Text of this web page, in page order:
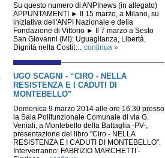
Su questo numero di ANPInews (in allegato)
APPUNTAMENTI ► Il 15 marzo, a Milano, su
iniziativa dell'ANPI Nazionale e della
Fondazione di Vittorio ► Il 7 marzo a Sesto
San Giovanni (MI): Uguaglianza, Libertà,
Dignità nella Costit… continua »
UGO SCAGNI - “CIRO - NELLA
RESISTENZA E I CADUTI DI
MONTEBELLO”
Domenica 9 marzo 2014 alle ore 16.30 presso
la Sala Polifunzionale Comunale di via G.
Veniali, a Montebello della Battaglia -PV-,
presentazione del libro "Ciro - NELLA
RESISTENZA E I CADUTI DI MONTEBELLO".
Interverranno: FABRIZIO MARCHETTI -